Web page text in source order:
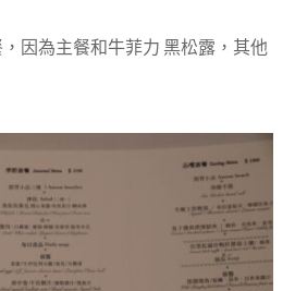
因為主餐和牛菲力 黑松露，其他